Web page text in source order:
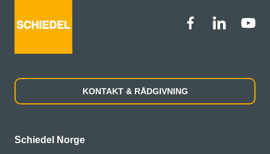
KONTAKT & RÅDGIVNING
Schiedel Norge